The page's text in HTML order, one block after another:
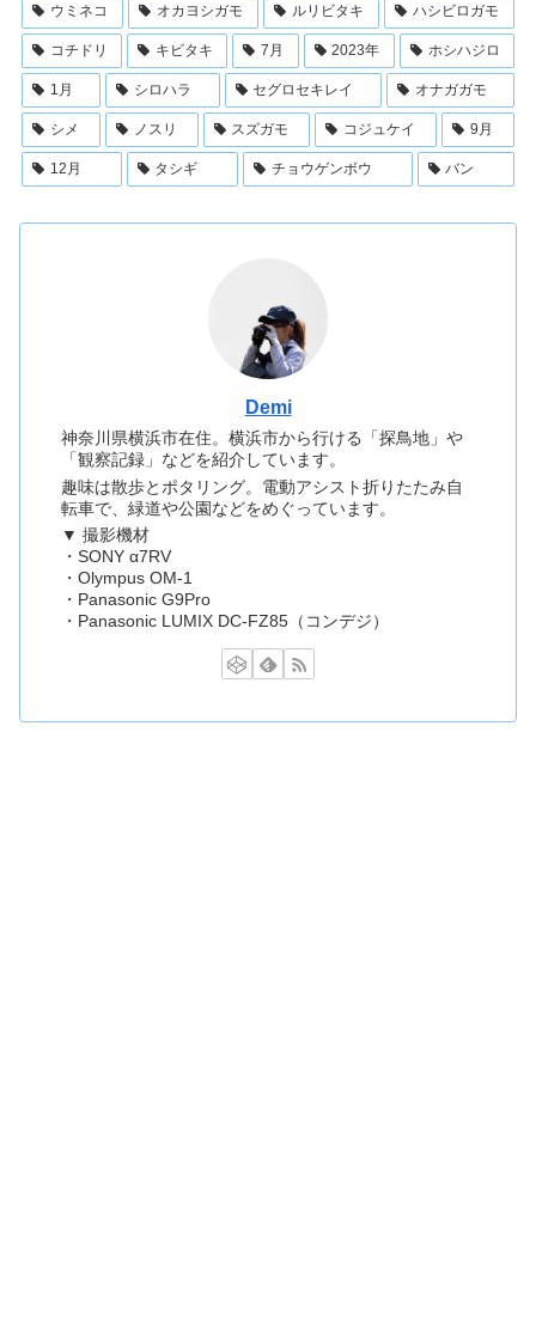
ウミネコ オカヨシガモ ルリビタキ ハシビロガモ
コチドリ キビタキ 7月 2023年 ホシハジロ
1月 シロハラ セグロセキレイ オナガガモ
シメ ノスリ スズガモ コジュケイ 9月
12月 タシギ チョウゲンボウ バン
Demi
神奈川県横浜市在住。横浜市から行ける「探鳥地」や
「観察記録」などを紹介しています。
趣味は散歩とポタリング。電動アシスト折りたたみ自
転車で、緑道や公園などをめぐっています。
▼ 撮影機材
・SONY α7RV
・Olympus OM-1
・Panasonic G9Pro
・Panasonic LUMIX DC-FZ85（コンデジ）